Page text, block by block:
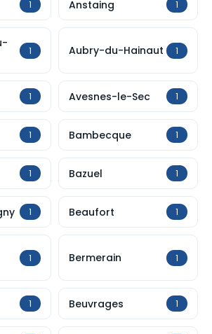
1 Anstaing 1
1 Aubry-du-Hainaut 1
1 Avesnes-le-Sec 1
1 Bambecque 1
1 Bazuel 1
1 Beaufort 1
1 Bermerain 1
1 Beuvrages 1